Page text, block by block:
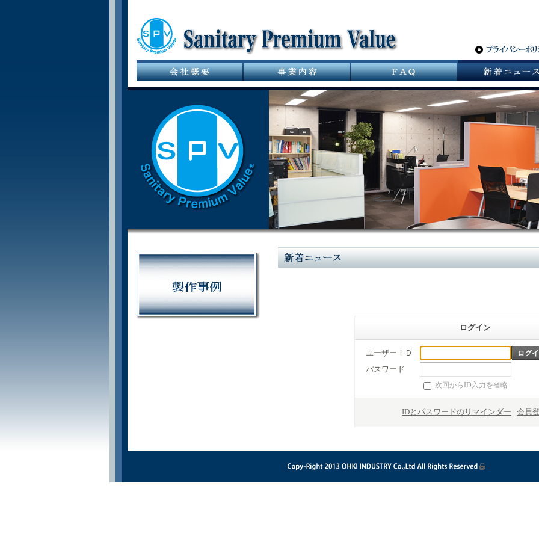
ログイン
ユーザーＩＤ
パスワード
次回からID入力を省略
IDとパスワードのリマインダー | 会員